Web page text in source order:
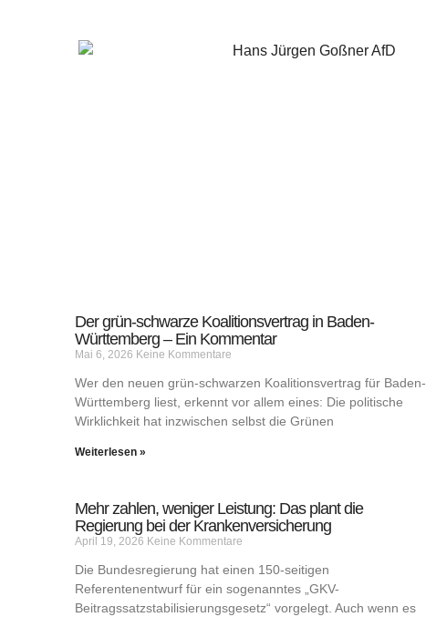
Der grün-schwarze Koalitionsvertrag in Baden-
Württemberg – Ein Kommentar
Mai 6, 2026 Keine Kommentare
Wer den neuen grün-schwarzen Koalitionsvertrag für Baden-
Württemberg liest, erkennt vor allem eines: Die politische
Wirklichkeit hat inzwischen selbst die Grünen
Weiterlesen »
Mehr zahlen, weniger Leistung: Das plant die
Regierung bei der Krankenversicherung
April 19, 2026 Keine Kommentare
Die Bundesregierung hat einen 150-seitigen
Referentenentwurf für ein sogenanntes „GKV-
Beitragssatzstabilisierungsgesetz“ vorgelegt. Auch wenn es